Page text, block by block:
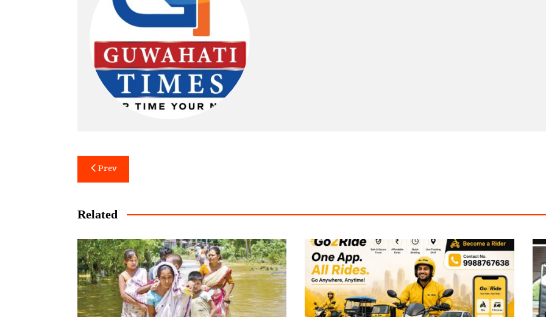
Post
navigation
Prev
Related